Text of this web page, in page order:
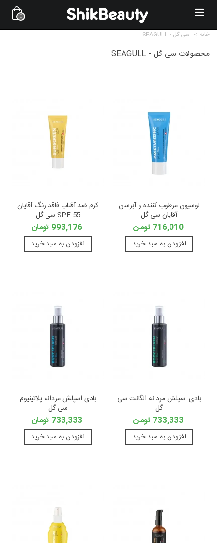
0
خانه > سی گل - SEAGULL
محصولات سی گل - SEAGULL
لوسیون مرطوب ‌کننده و آبرسان
آقایان سی گل
716,010 تومان
افزودن به سبد خرید
کرم ضد آفتاب فاقد رنگ آقایان
SPF 55 سی گل
993,176 تومان
افزودن به سبد خرید
بادی اسپلش مردانه الگانت سی
گل
733,333 تومان
افزودن به سبد خرید
بادی اسپلش مردانه پلاتینیوم
سی گل
733,333 تومان
افزودن به سبد خرید